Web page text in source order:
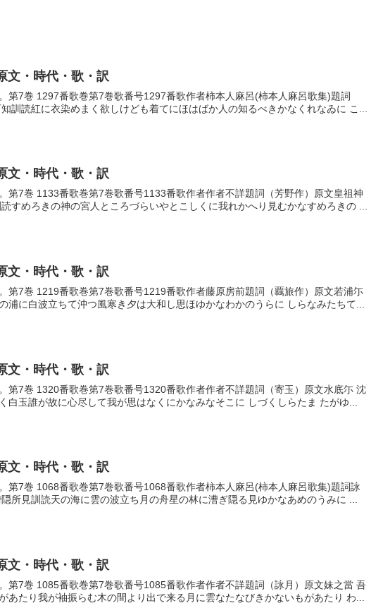
文・時代・歌・訳
第7巻 1297番歌巻第7巻歌番号1297番歌作者柿本人麻呂(柿本人麻呂歌集)題詞
訓読紅に衣染めまく欲しけども着てにほはばか人の知るべきかなくれなゐに こ...
文・時代・歌・訳
第7巻 1133番歌巻第7巻歌番号1133番歌作者作者不詳題詞（芳野作）原文皇祖神
すめろきの神の宮人ところづらいやとこしくに我れかへり見むかなすめろきの ...
文・時代・歌・訳
第7巻 1219番歌巻第7巻歌番号1219番歌作者藤原房前題詞（覊旅作）原文若浦尓
浦に白波立ちて沖つ風寒き夕は大和し思ほゆかなわかのうらに しらなみたちて...
文・時代・歌・訳
第7巻 1320番歌巻第7巻歌番号1320番歌作者作者不詳題詞（寄玉）原文水底尓 沈
白玉誰が故に心尽して我が思はなくにかなみなそこに しづくしらたま たがゆ...
文・時代・歌・訳
第7巻 1068番歌巻第7巻歌番号1068番歌作者柿本人麻呂(柿本人麻呂歌集)題詞詠
所見訓読天の海に雲の波立ち月の舟星の林に漕ぎ隠る見ゆかなあめのうみに ...
文・時代・歌・訳
第7巻 1085番歌巻第7巻歌番号1085番歌作者作者不詳題詞（詠月）原文妹之當 吾
あたり我が袖振らむ木の間より出で来る月に雲なたなびきかないもがあたり わ...